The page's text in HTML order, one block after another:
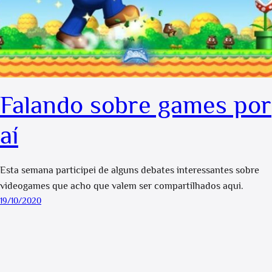
Falando sobre games por
aí
Esta semana participei de alguns debates interessantes sobre
videogames que acho que valem ser compartilhados aqui.
19/10/2020